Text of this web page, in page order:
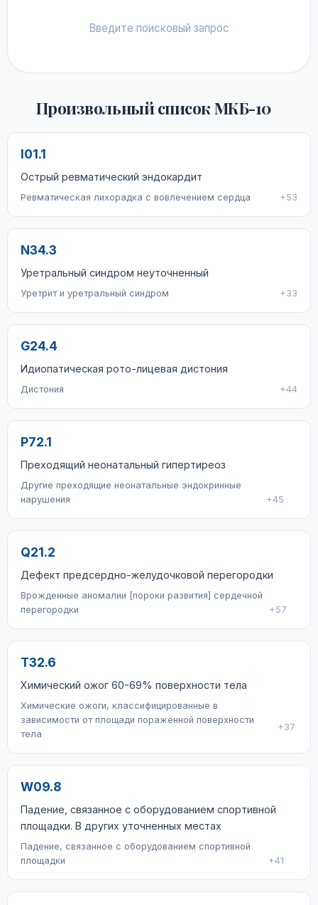
Введите поисковый запрос
Произвольный список МКБ-10
I01.1
Острый ревматический эндокардит
Ревматическая лихорадка с вовлечением сердца +53
N34.3
Уретральный синдром неуточненный
Уретрит и уретральный синдром +33
G24.4
Идиопатическая рото-лицевая дистония
Дистония +44
P72.1
Преходящий неонатальный гипертиреоз
Другие преходящие неонатальные эндокринные
нарушения
+45
Q21.2
Дефект предсердно-желудочковой перегородки
Врожденные аномалии [пороки развития] сердечной
перегородки
+57
T32.6
Химический ожог 60-69% поверхности тела
Химические ожоги, классифицированные в
зависимости от площади пораженной поверхности
тела
+37
W09.8
Падение, связанное с оборудованием спортивной
площадки. В других уточненных местах
Падение, связанное с оборудованием спортивной
площадки
+41